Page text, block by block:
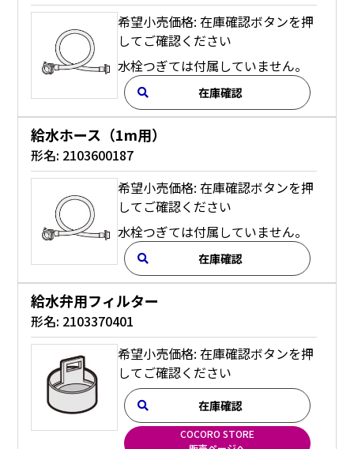
希望小売価格: 在庫確認ボタンを押
してご確認ください
水栓つぎては付属していません。
在庫確認
給水ホース（1m用）
形名: 2103600187
希望小売価格: 在庫確認ボタンを押
してご確認ください
水栓つぎては付属していません。
在庫確認
給水弁用フィルター
形名: 2103370401
希望小売価格: 在庫確認ボタンを押
してご確認ください
在庫確認
COCORO STORE